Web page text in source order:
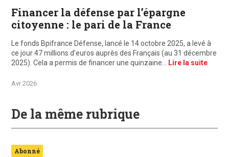
Financer la défense par l’épargne
citoyenne : le pari de la France
Le fonds Bpifrance Défense, lancé le 14 octobre 2025, a levé à
ce jour 47 millions d’euros auprès des Français (au 31 décembre
2025). Cela a permis de financer une quinzaine… Lire la suite
Avr 2026
De la même rubrique
Abonné